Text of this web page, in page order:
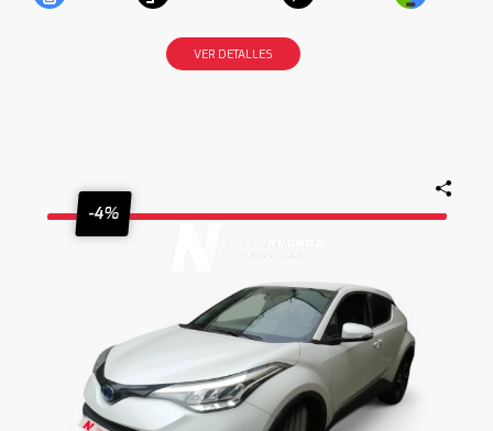
VER DETALLES
-4%